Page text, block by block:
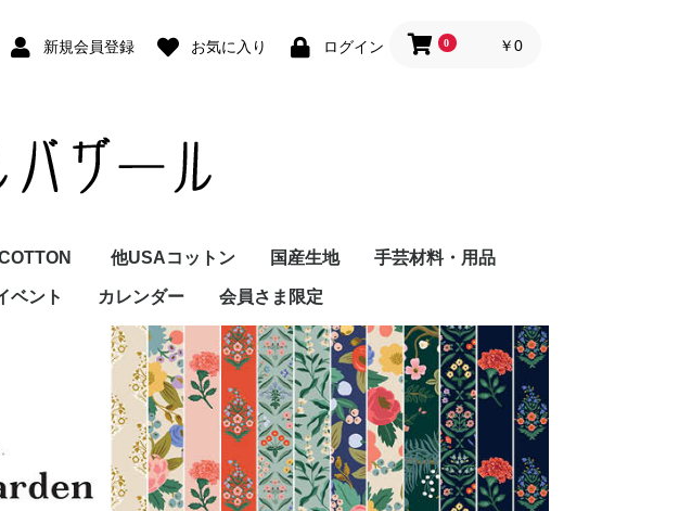
新規会員登録 お気に入り ログイン 0 ￥0
他USAコットン 国産生地 手芸材料・用品
ベント カレンダー 会員さま限定